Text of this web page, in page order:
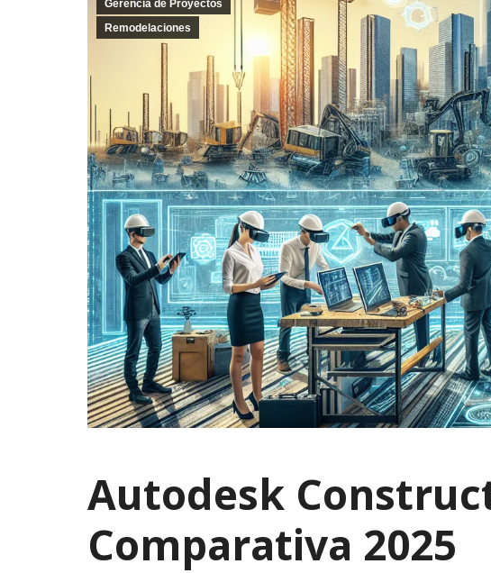
Gerencia de Proyectos
Remodelaciones
Autodesk
Comparativa 2025